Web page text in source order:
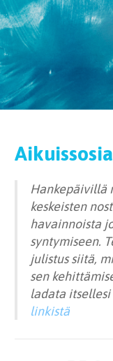
Hankepäivillä
keskeisten
havainnoista
syntymiseen.
julistus siitä,
sen
ladata itsellesi
linkistä